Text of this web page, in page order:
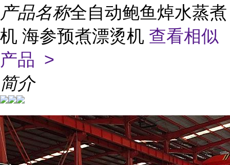
产品名称全自动鲍鱼焯水蒸煮
机 海参预煮漂烫机 查看相似
产品 >
简介